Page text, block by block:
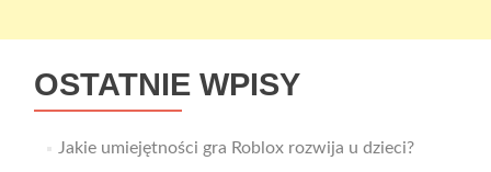
OSTATNIE WPISY
Jakie umiejętności gra Roblox rozwija u dzieci?